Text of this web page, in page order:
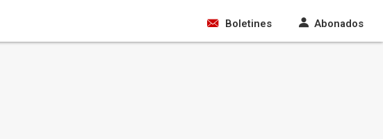
Boletines Abonados